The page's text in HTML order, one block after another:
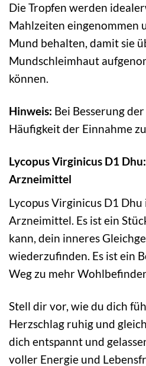
Die Tropfen werden
Mahlzeiten eingenommen
Mund behalten, damit sie
Mundschleimhaut
können.
Hinweis: Bei Besserung
Häufigkeit der Einnahme
Lycopus Virginicus D1
Arzneimittel
Lycopus Virginicus D1
Arzneimittel. Es ist ein
kann, dein inneres
wiederzufinden. Es ist ein
Weg zu mehr
Stell dir vor, wie du dich
Herzschlag ruhig und
dich entspannt und
voller Energie und